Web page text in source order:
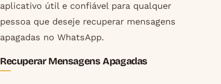
aplicativo útil e confiável para qualquer
pessoa que deseje recuperar mensagens
apagadas no WhatsApp.
Recuperar Mensagens Apagadas